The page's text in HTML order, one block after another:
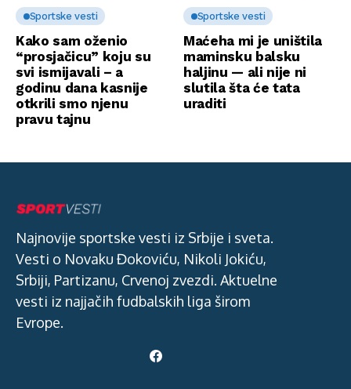
Sportske vesti
Kako sam oženio
“prosjačicu” koju su
svi ismijavali – a
godinu dana kasnije
otkrili smo njenu
pravu tajnu
Sportske vesti
Maćeha mi je uništila
maminsku balsku
haljinu — ali nije ni
slutila šta će tata
uraditi
Najnovije sportske vesti iz Srbije i sveta.
Vesti o Novaku Đokoviću, Nikoli Jokiću,
Srbiji, Partizanu, Crvenoj zvezdi. Aktuelne
vesti iz najjačih fudbalskih liga širom
Evrope.